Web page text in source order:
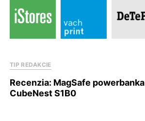
TIP REDAKCIE
Recenzia: MagSafe powerbanka
CubeNest S1B0